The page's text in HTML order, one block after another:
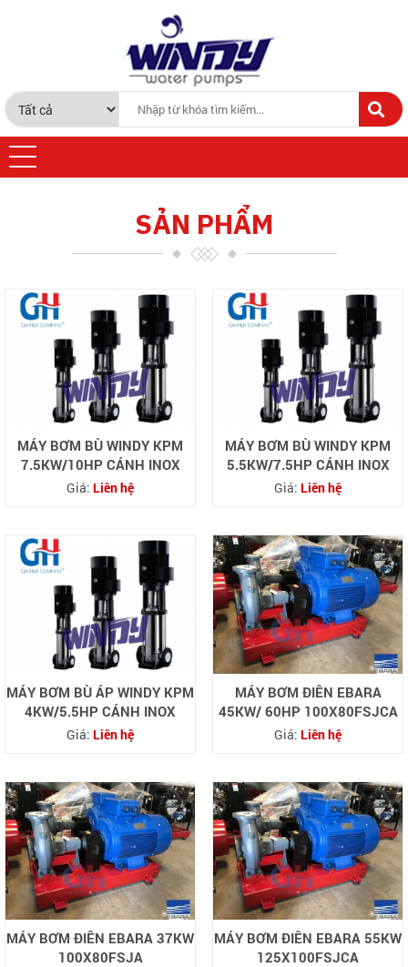
SẢN PHẨM
MÁY BƠM BÙ WINDY KPM
7.5KW/10HP CÁNH INOX
Giá: Liên hệ
MÁY BƠM BÙ WINDY KPM
5.5KW/7.5HP CÁNH INOX
Giá: Liên hệ
MÁY BƠM BÙ ÁP WINDY KPM
4KW/5.5HP CÁNH INOX
Giá: Liên hệ
MÁY BƠM ĐIÊN EBARA
45KW/ 60HP 100X80FSJCA
Giá: Liên hệ
MÁY BƠM ĐIÊN EBARA 37KW
100X80FSJA
MÁY BƠM ĐIÊN EBARA 55KW
125X100FSJCA